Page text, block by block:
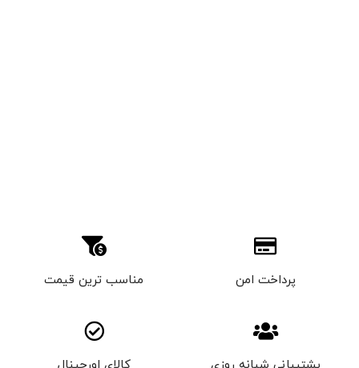
پرداخت امن مناسب ترین قیمت